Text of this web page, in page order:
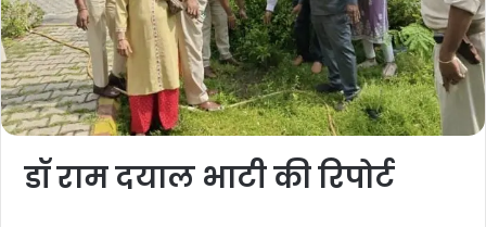
डॉ राम दयाल भाटी की रिपोर्ट